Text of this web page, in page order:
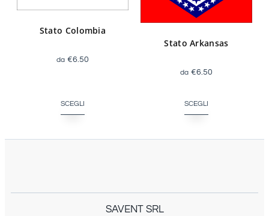
Stato Colombia
€6.50
SCEGLI
Stato Arkansas
€6.50
SCEGLI
SAVENT SRL